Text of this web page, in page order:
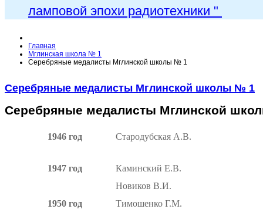
ламповой эпохи радиотехники "
Главная
Мглинская школа № 1
Серебряные медалисты Мглинской школы № 1
Серебряные медалисты Мглинской школы № 1
Серебряные медалисты Мглинской
1946 год Стародубская А.В.
1947 год
Каминский Е.В.
Новиков В.И.
1950 год
Тимошенко Г.М.